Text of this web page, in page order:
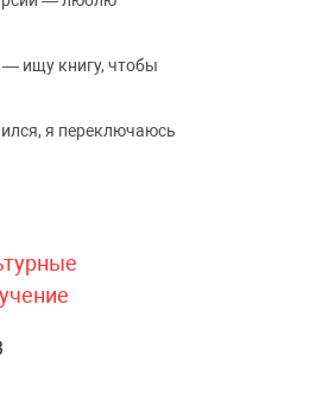
ищу книгу, чтобы
я переключаюсь